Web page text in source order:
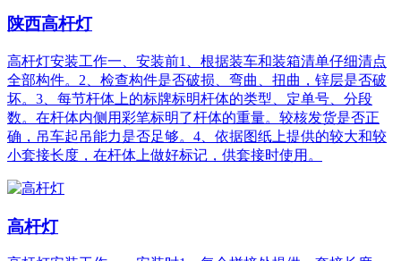
陕西高杆灯
高杆灯安装工作一、安装前1、根据装车和装箱清单仔细清点
全部构件。2、检查构件是否破损、弯曲、扭曲，锌层是否破
坏。3、每节杆体上的标牌标明杆体的类型、定单号、分段
数。在杆体内侧用彩笔标明了杆体的重量。较核发货是否正
确，吊车起吊能力是否足够。4、依据图纸上提供的较大和较
小套接长度，在杆体上做好标记，供套接时使用。
高杆灯